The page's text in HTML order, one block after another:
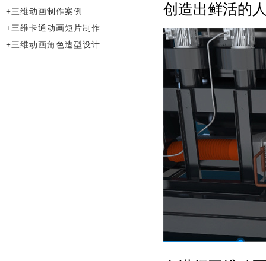
创造出鲜活的
+三维动画制作案例
+三维卡通动画短片制作
+三维动画角色造型设计